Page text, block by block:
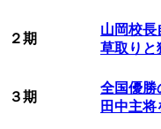
２期
山岡校長
草取り
３期
全国優
田中主